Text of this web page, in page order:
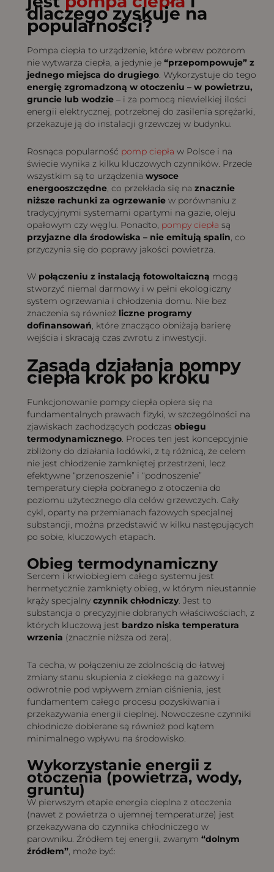
dlaczego zyskuje na
popularności?
Pompa ciepła to urządzenie, które wbrew pozorom
nie wytwarza ciepła, a jedynie je “przepompowuje” z
jednego miejsca do drugiego. Wykorzystuje do tego
energię zgromadzoną w otoczeniu – w powietrzu,
gruncie lub wodzie– i za pomocą niewielkiej ilości
energii elektrycznej, potrzebnej do zasilenia sprężarki,
przekazuje ją do instalacji grzewczej w budynku.
Rosnąca popularność pomp ciepła w Polsce i na
świecie wynika z kilku kluczowych czynników. Przede
wszystkim są to urządzenia wysoce
energooszczędne, co przekłada się na znacznie
niższe rachunki za ogrzewaniew porównaniu z
tradycyjnymi systemami opartymi na gazie, oleju
opałowym czy węglu. Ponadto, pompy ciepła są
przyjazne dla środowiska – nie emitują spalin, co
przyczynia się do poprawy jakości powietrza.
W połączeniu z instalacją fotowoltaiczną mogą
stworzyć niemal darmowy i w pełni ekologiczny
system ogrzewania i chłodzenia domu. Nie bez
znaczenia są również liczne programy
dofinansowań, które znacząco obniżają barierę
wejścia i skracają czas zwrotu z inwestycji.
Zasada działania pompy
ciepła krok po kroku
Funkcjonowanie pompy ciepła opiera się na
fundamentalnych prawach fizyki, w szczególności na
zjawiskach zachodzących podczas obiegu
termodynamicznego. Proces ten jest koncepcyjnie
zbliżony do działania lodówki, z tą różnicą, że celem
nie jest chłodzenie zamkniętej przestrzeni, lecz
efektywne “przenoszenie” i “podnoszenie”
temperatury ciepła pobranego z otoczenia do
poziomu użytecznego dla celów grzewczych. Cały
cykl, oparty na przemianach fazowych specjalnej
substancji, można przedstawić w kilku następujących
po sobie, kluczowych etapach.
Obieg termodynamiczny
Sercem i krwiobiegiem całego systemu jest
hermetycznie zamknięty obieg, w którym nieustannie
krąży specjalny czynnik chłodniczy. Jest to
substancja o precyzyjnie dobranych właściwościach, z
których kluczową jest bardzo niska temperatura
wrzenia (znacznie niższa od zera).
Ta cecha, w połączeniu ze zdolnością do łatwej
zmiany stanu skupienia z ciekłego na gazowy i
odwrotnie pod wpływem zmian ciśnienia, jest
fundamentem całego procesu pozyskiwania i
przekazywania energii cieplnej. Nowoczesne czynniki
chłodnicze dobierane są również pod kątem
minimalnego wpływu na środowisko.
Wykorzystanie energii z
otoczenia (powietrza, wody,
gruntu)
W pierwszym etapie energia cieplna z otoczenia
(nawet z powietrza o ujemnej temperaturze) jest
przekazywana do czynnika chłodniczego w
parowniku. Źródłem tej energii, zwanym “dolnym
źródłem”, może być: